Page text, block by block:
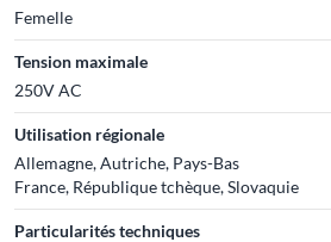
Femelle
Tension maximale
250V AC
Utilisation régionale
Allemagne, Autriche, Pays-Bas
France, République tchèque, Slovaquie
Particularités techniques